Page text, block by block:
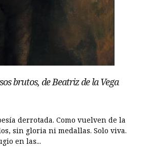
brutos, de Beatriz de la Vega
derrotada. Como vuelven de la
sin gloria ni medallas. Solo viva.
en las...